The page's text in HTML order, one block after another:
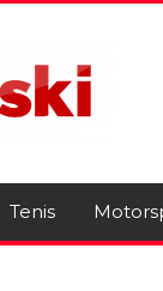
Tenis